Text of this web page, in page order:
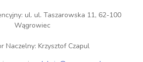
ul. ul. Taszarowska 11, 62-100
Wągrowiec
Naczelny: Krzysztof Czapul